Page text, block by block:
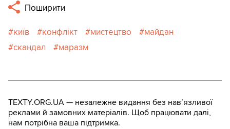
Поширити
київ конфлікт мистецтво
майдан
скандал
маразм
TEXTY.ORG.UA — незалежне видання без навʼязливої
реклами й замовних матеріалів. Щоб працювати далі,
нам потрібна ваша підтримка.